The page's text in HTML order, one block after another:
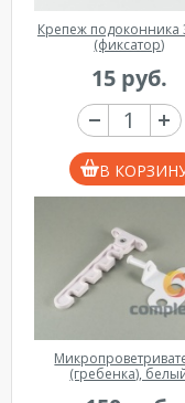
Крепеж подоконника
(фиксатор)
15 руб.
В
(гребенка),